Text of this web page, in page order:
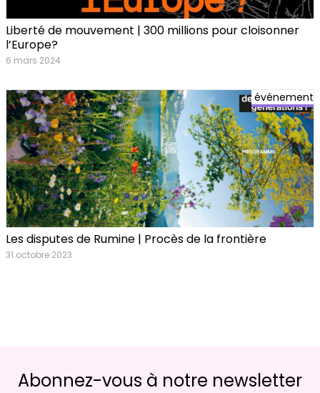
Liberté de mouvement | 300 millions pour cloisonner
l’Europe?
6 mars 2024
événement
Les disputes de Rumine | Procès de la frontière
31 octobre 2023
Abonnez-vous à notre newsletter